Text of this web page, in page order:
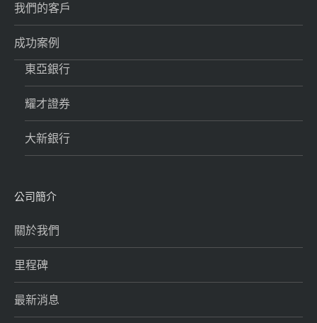
我們的客戶
成功案例
東亞銀行
耀才證券
大新銀行
公司簡介
關於我們
里程碑
最新消息